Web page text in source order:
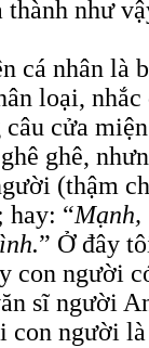
thành như
cá nhân là
loại,
câu cửa
ghê,
(thậm
hay: “Mạnh,
” Ở đây
con người
sĩ người
con người